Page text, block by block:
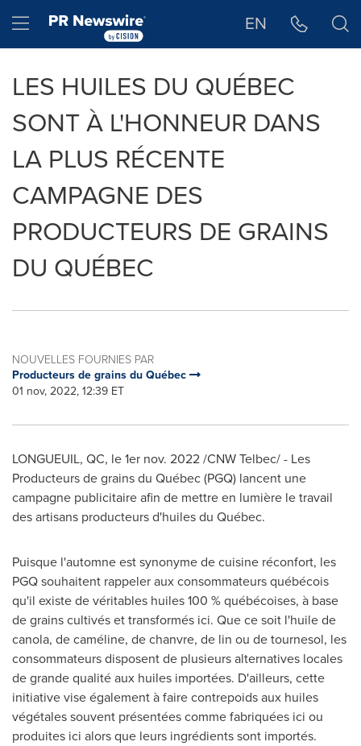
Hamburger menu EN
LES HUILES DU QUÉBEC
SONT À L'HONNEUR DANS
LA PLUS RÉCENTE
CAMPAGNE DES
PRODUCTEURS DE GRAINS
DU QUÉBEC
NOUVELLES FOURNIES PAR
Producteurs de grains du Québec
01 nov, 2022, 12:39 ET
LONGUEUIL, QC, le 1er nov. 2022/CNW Telbec/ - Les
Producteurs de grains du Québec (PGQ) lancent une
campagne publicitaire afin de mettre en lumière le travail
des artisans producteurs d'huiles du Québec.
Puisque l'automne est synonyme de cuisine réconfort, les
PGQ souhaitent rappeler aux consommateurs québécois
qu'il existe de véritables huiles 100 % québécoises, à base
de grains cultivés et transformés ici. Que ce soit l'huile de
canola, de caméline, de chanvre, de lin ou de tournesol, les
consommateurs disposent de plusieurs alternatives locales
de grande qualité aux huiles importées. D'ailleurs, cette
initiative vise également à faire contrepoids aux huiles
végétales souvent présentées comme fabriquées ici ou
produites ici alors que leurs ingrédients sont importés.